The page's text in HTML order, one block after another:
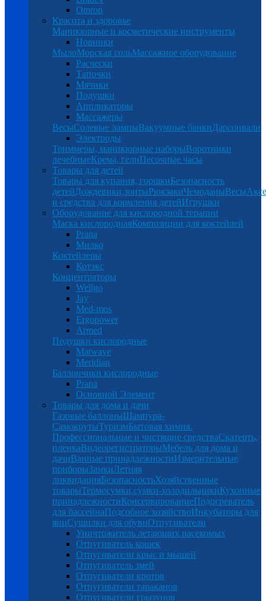
Omron
Красота и здоровье
Маникюрные и косметические инструменты
Новинки
МылоМорская сольМассажное оборудование
Расчески
Тапочки
Мячики
Подушки
Аппликаторы
Массажеры
ВесыСолевые лампыВакуумные банкиДарсонвали
Электроды
Триммеры, маникюрные наборыВоротники
лечебныеКрема, гелиПесочные часы
Товары для детей
Товары для купания, горшкиБезопасность
детейДождевики,зонтыРюкзакиЧемоданыВесы
и средства для кормления детейИгрушки
Оборудование для кислородной терапии
Маска кислороднаяКомпозиции для коктейлей
Prana
Милко
Коктейлеры
Котэкс
Концентраторы
Wellgo
Jay
Med-mos
Ergopower
Armed
Подушки кислородные
Matwave
Meridian
Баллончики кислородные
Prana
Основной Элемент
Товары для дома и дачи
Газовые баллоныШампура-
СамокрутыТуризмБытовая химия.
Профессиональные и чистящие средстваСкатерть,
пленкаВидеорегистраторыМебель для дома и
дачиВанные принадлежностиИзмерительные
приборыЗамкиЛетняя
ликвидацияБезопасностьХозяйственные
товарыТермосумки,сумки-холодильникиКухонные
принадлежностиКонсервированиеПодогреватель
для бассейнаПодсобное хозяйствоИнкубаторы для
яицСушилки для обувиОтпугиватели
Уничтожитель летающих насекомых
Отпугиватель кошек
Отпугиватели крыс и мышей
Отпугиватель змей
Отпугиватели кротов
Отпугиватели тараканов
Отпугиватели грызунов